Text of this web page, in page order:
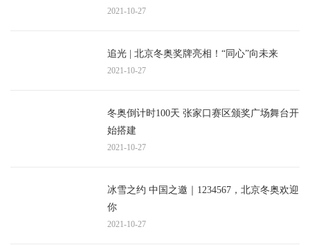
2021-10-27
追光 | 北京冬奥奖牌亮相！“同心”向未来
2021-10-27
冬奥倒计时100天 张家口赛区颁奖广场舞台开
始搭建
2021-10-27
冰雪之约 中国之邀｜1234567，北京冬奥欢迎
你
2021-10-27